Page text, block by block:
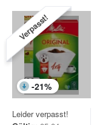
Verpasst!
-21%
Leider verpasst!